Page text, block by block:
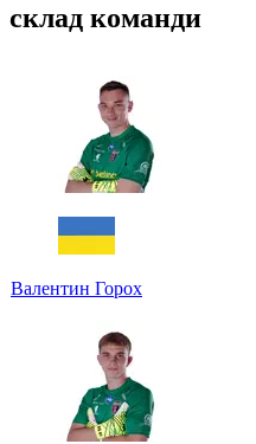
склад команди
Валентин Горох